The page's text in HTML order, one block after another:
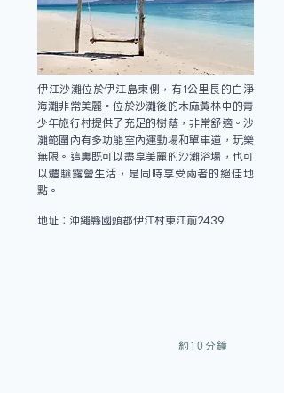
伊江沙灘位於伊江島東側，有1公里長的白淨
海灘非常美麗。位於沙灘後的木麻黃林中的青
少年旅行村提供了充足的樹蔭，非常舒適。沙
灘範圍內有多功能室內運動場和單車道，玩樂
無限。這裏既可以盡享美麗的沙灘浴場，也可
以體驗露營生活，是同時享受兩者的絕佳地
點。
地址：沖繩縣國頭郡伊江村東江前2439
約10分鐘